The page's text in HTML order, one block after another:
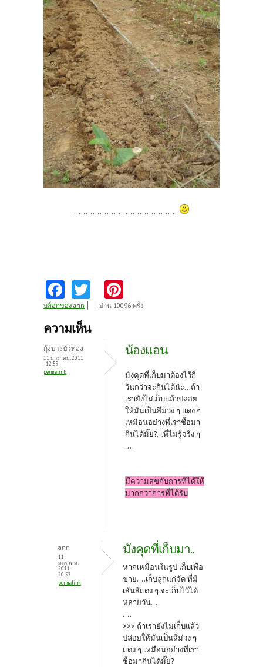
.............................................
Fa
ce
b
o
o
k
w
itt
er
nt
es
t
บล็อกของ ann อ่าน 10096 ครั้ง
ความเห็น
กุ้งบางบัวทอง
11 มกราคม, 2011
- 12:59
permalink
น้องแอน
มังคุดที่เก็บมาต้องไว้กี่
วันกว่าจะกินได้น่ะ...ถ้า
เรายังไม่เก็บแล้วปล่อย
ให้มันเป็นสีม่วง ๆ แดง ๆ
เหมือนอย่างที่เราซื้อมา
กินได้มั๊ย?...พี่ไม่รู้จริง ๆ
....
มีความสุขกับการที่ได้ให้
มากกว่าการที่ได้รับ
ann
11
มกราคม,
2011 -
20:57
permalink
มังคุดที่เก็บมา..
หากเหมือนในรูป เก็บเพื่อ
ขาย....เก็บลูกแก่จัด ที่มี
เส้นสีแดง ๆ จะเก็บไว้ได้
หลายวัน....
....
>>> ถ้าเรายังไม่เก็บแล้ว
ปล่อยให้มันเป็นสีม่วง ๆ
แดง ๆ เหมือนอย่างที่เรา
ซื้อมากินได้มั๊ย?